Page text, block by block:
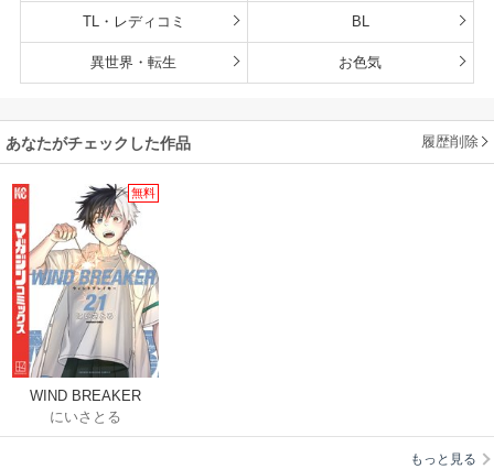
TL・レディコミ BL
異世界・転生 お色気
あなたがチェックした作品 履歴削除
無料
WIND BREAKER
にいさとる
もっと見る